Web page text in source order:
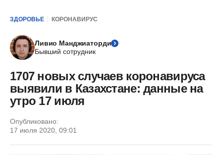
ЗДОРОВЬЕ КОРОНАВИРУС
Ливио Манджиаторди
Бывший сотрудник
1707 новых случаев коронавируса
выявили в Казахстане: данные на
утро 17 июля
Опубликовано:
17 июля 2020, 09:01